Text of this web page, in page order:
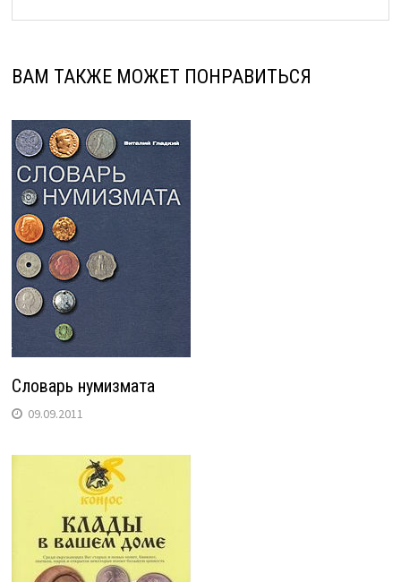
ВАМ ТАКЖЕ МОЖЕТ ПОНРАВИТЬСЯ
Словарь нумизмата
09.09.2011